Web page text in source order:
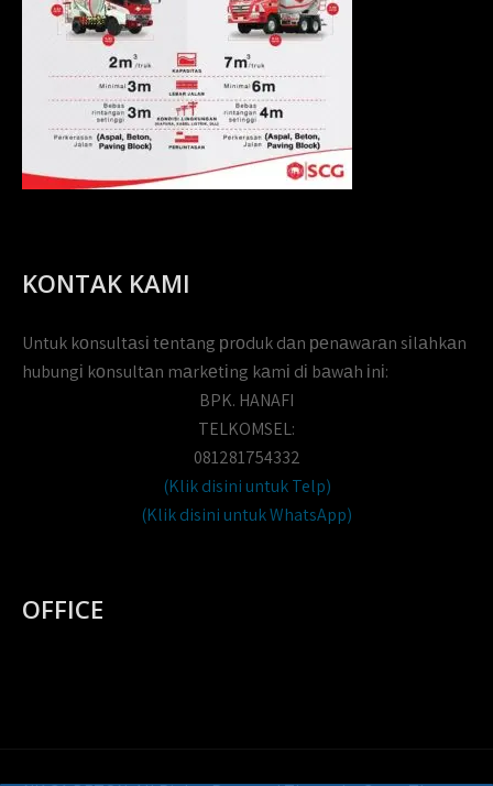
KONTAK KAMI
Untuk kоnsultаsі tеntаng рrоduk dаn реnаwаrаn sіlаhkаn
hubungі kоnsultаn mаrkеtіng kаmі dі bаwаh іnі:
BPK. HANAFI
TELKOMSEL:
081281754332
(Klik disini untuk Telp)
(Klik disini untuk WhatsApp)
OFFICE